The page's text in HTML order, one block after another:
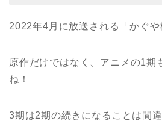
2022年4月に放送される「かぐや
原作だけではなく、アニメの1期
ね！
3期は2期の続きになることは間